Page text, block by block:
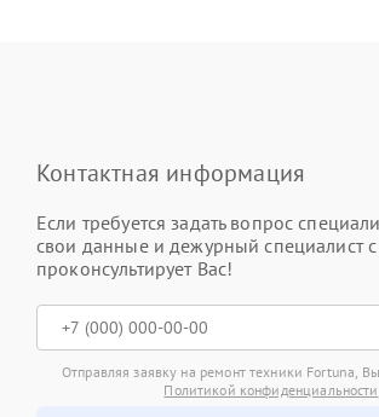
Контактная информация
Если требуется задать вопрос
свои данные и дежурный специалист
проконсультирует Вас!
Отправляя заявку на ремонт техники Fortuna,
Политикой конфиденциальности